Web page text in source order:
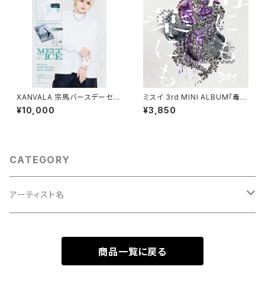
XANVALA 宗馬バースデーセッ
ト2026
¥10,000
ミスイ 3rd MINI ALBUM『毒に
も薬にも』
¥3,850
CATEGORY
アーティスト名
商品一覧に戻る